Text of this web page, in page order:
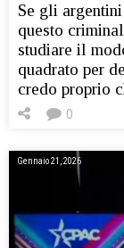
Se gli
questo
studiare il
quadrato per
credo proprio
0
Gennaio 21, 2026